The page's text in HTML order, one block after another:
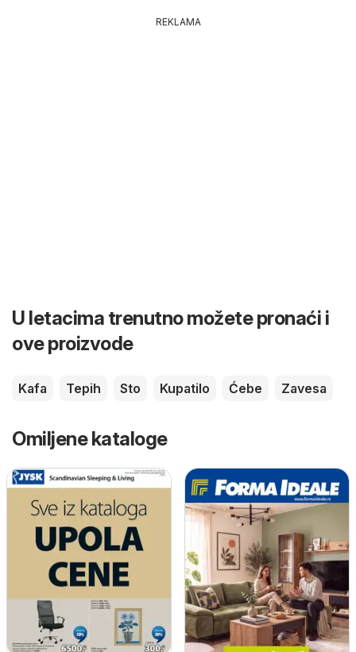
REKLAMA
U letacima trenutno možete pronaći i
ove proizvode
Kafa Tepih Sto Kupatilo Ćebe Zavesa
Omiljene kataloge